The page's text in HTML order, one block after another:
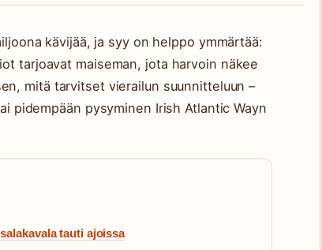
kävijää, ja syy on helppo ymmärtää:
tarjoavat maiseman, jota harvoin näkee
mitä tarvitset vierailun suunnitteluun –
pidempään pysyminen Irish Atlantic Wayn
tauti ajoissa